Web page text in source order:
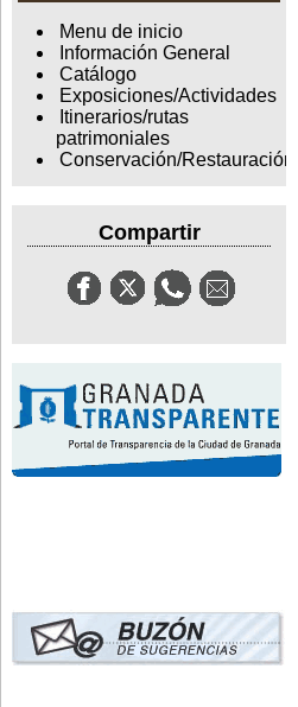
Menu de inicio
Información General
Catálogo
Exposiciones/Actividades
Itinerarios/rutas
patrimoniales
Conservación/Restauración
Compartir